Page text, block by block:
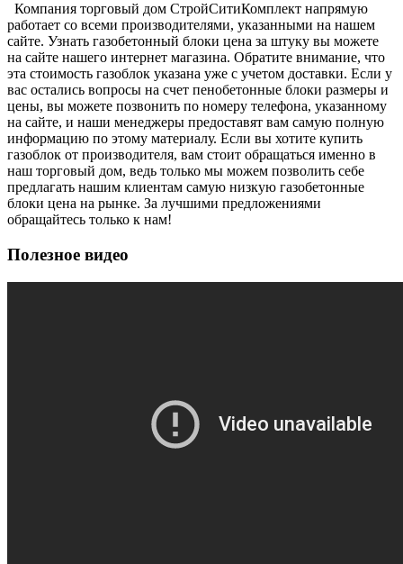
Компания торговый дом СтройСитиКомплект напрямую
работает со всеми производителями, указанными на нашем
сайте. Узнать газобетонный блоки цена за штуку вы можете
на сайте нашего интернет магазина. Обратите внимание, что
эта стоимость газоблок указана уже с учетом доставки. Если у
вас остались вопросы на счет пенобетонные блоки размеры и
цены, вы можете позвонить по номеру телефона, указанному
на сайте, и наши менеджеры предоставят вам самую полную
информацию по этому материалу. Если вы хотите купить
газоблок от производителя, вам стоит обращаться именно в
наш торговый дом, ведь только мы можем позволить себе
предлагать нашим клиентам самую низкую газобетонные
блоки цена на рынке. За лучшими предложениями
обращайтесь только к нам!
Полезное видео